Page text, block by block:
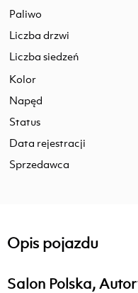
Paliwo
Liczba drzwi
Liczba siedzeń
Kolor
Napęd
Status
Data rejestracji
Sprzedawca
Opis pojazdu
Salon Polska,